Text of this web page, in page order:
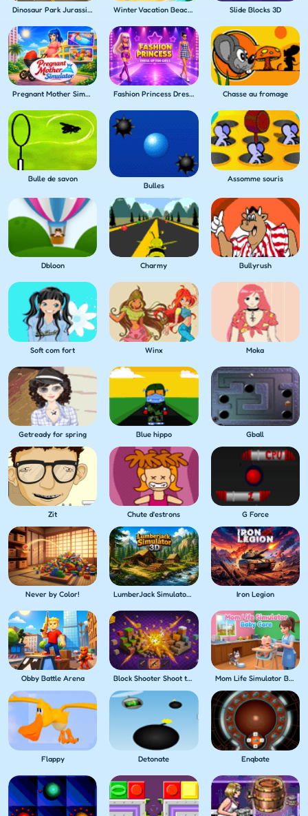
Dinosaur Park Jurassic Dino World Winter Vacation Beach Games Slide Blocks 3D
Pregnant Mother Simulator Fashion Princess Dress Up for Girls Chasse au fromage
Bulle de savon
Bulles
Assomme souris
Dbloon Charmy Bullyrush
Soft com fort Winx Moka
Getready for spring Blue hippo Gball
Zit Chute d'estrons G Force
Never by Color! LumberJack Simulator 3D Iron Legion
Obby Battle Arena Block Shooter Shoot the Blocks! Mom Life Simulator Baby Care
Flappy Detonate Enqbate